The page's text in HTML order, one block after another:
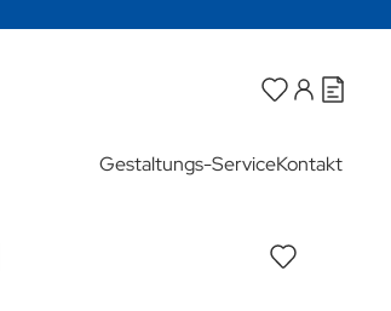
Gestaltungs-ServiceKontakt